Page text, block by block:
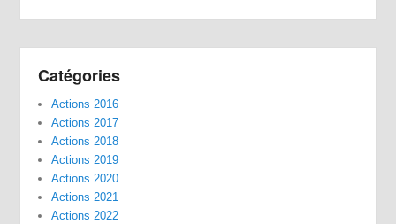
Catégories
Actions 2016
Actions 2017
Actions 2018
Actions 2019
Actions 2020
Actions 2021
Actions 2022